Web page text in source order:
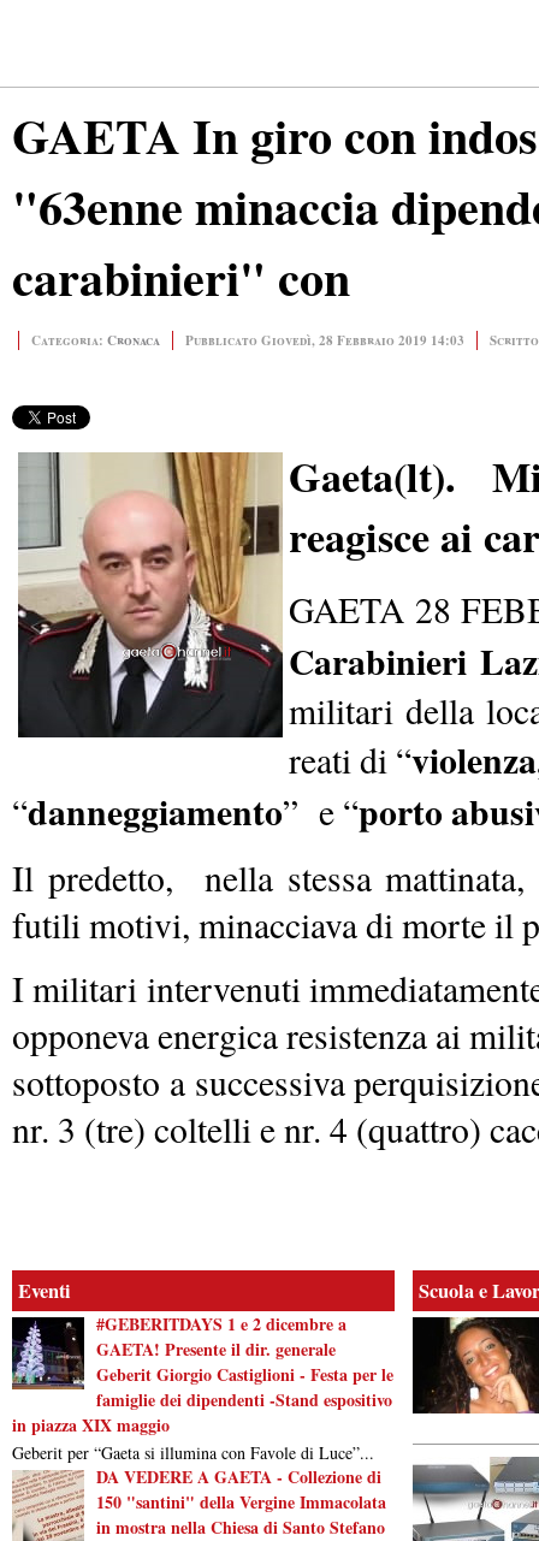
GAETA In giro con
"63enne minaccia
carabinieri" con
Categoria: Cronaca Pubblicato Giovedì, 28 Febbraio 2019 14:03 Scritto
Gaeta(lt).
reagisce ai
GAETA 28
Carabinieri
militari della
reati di “
“danneggiamento” e “porto
Il predetto, nella stessa
futili motivi, minacciava di morte il
I militari intervenuti
opponeva energica resistenza ai
sottoposto a successiva
nr. 3 (tre) coltelli e nr. 4 (quattro)
Eventi
#GEBERITDAYS 1 e 2 dicembre a
GAETA! Presente il dir. generale
Geberit Giorgio Castiglioni - Festa per le
famiglie dei dipendenti -Stand espositivo
in piazza XIX maggio
Geberit per “Gaeta si illumina con Favole di Luce”...
DA VEDERE A GAETA - Collezione di
150 "santini" della Vergine Immacolata
in mostra nella Chiesa di Santo Stefano
Scuola e